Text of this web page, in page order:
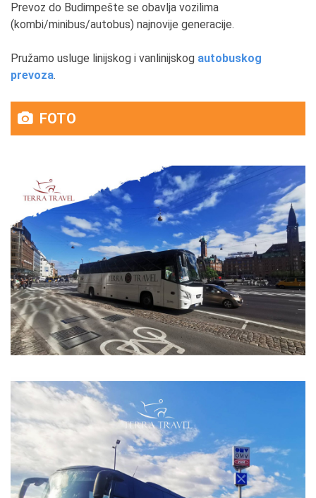
Prevoz do Budimpešte se obavlja vozilima
(kombi/minibus/autobus) najnovije generacije.
Pružamo usluge linijskog i vanlinijskog autobuskog
prevoza.
FOTO